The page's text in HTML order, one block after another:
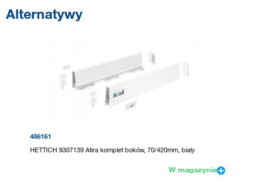
Alternatywy
486161
HETTICH 9307139 Atira komplet boków, 70/420mm, biały
W magazynie